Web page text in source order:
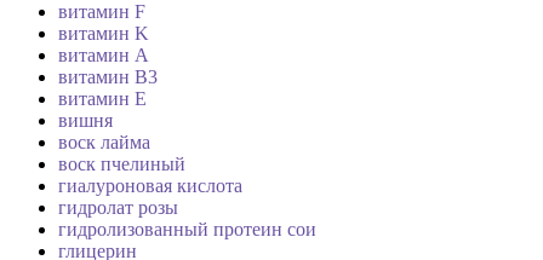
витамин F
витамин K
витамин А
витамин В3
витамин Е
вишня
воск лайма
воск пчелиный
гиалуроновая кислота
гидролат розы
гидролизованный протеин сои
глицерин